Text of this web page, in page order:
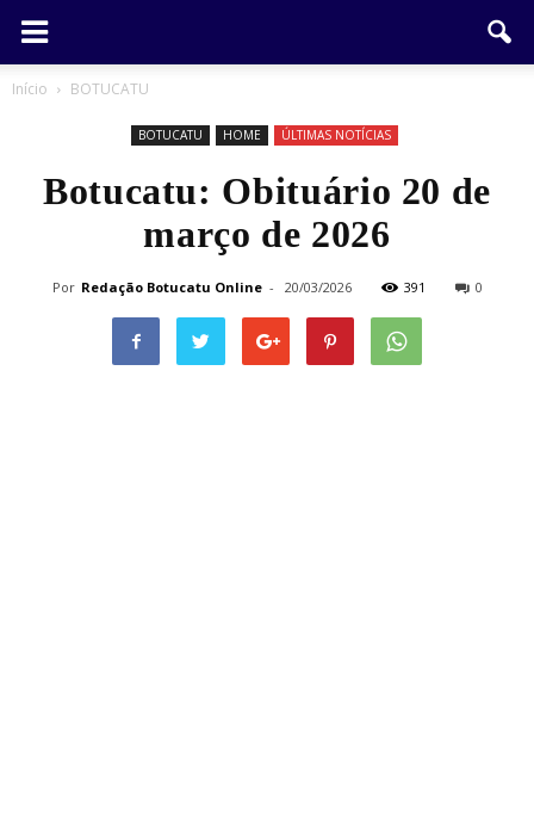
Início BOTUCATU
BOTUCATU HOME ÚLTIMAS NOTÍCIAS
Botucatu: Obituário 20 de
março de 2026
Por Redação Botucatu Online - 20/03/2026 391 0